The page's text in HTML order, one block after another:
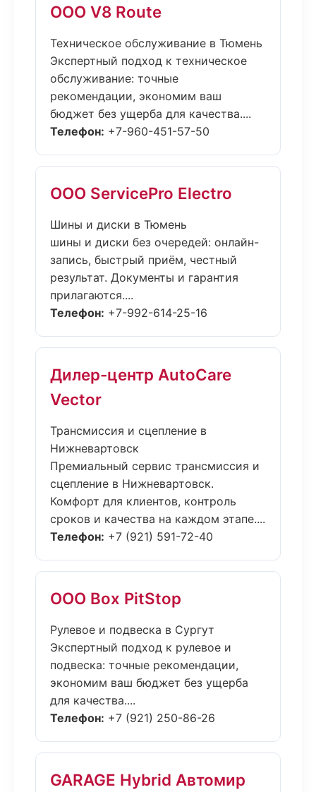
ООО V8 Route
Техническое обслуживание в Тюмень
Экспертный подход к техническое
обслуживание: точные
рекомендации, экономим ваш
бюджет без ущерба для качества....
Телефон: +7-960-451-57-50
ООО ServicePro Electro
Шины и диски в Тюмень
шины и диски без очередей: онлайн-
запись, быстрый приём, честный
результат. Документы и гарантия
прилагаются....
Телефон: +7-992-614-25-16
Дилер-центр AutoCare
Vector
Трансмиссия и сцепление в
Нижневартовск
Премиальный сервис трансмиссия и
сцепление в Нижневартовск.
Комфорт для клиентов, контроль
сроков и качества на каждом этапе....
Телефон: +7 (921) 591-72-40
ООО Box PitStop
Рулевое и подвеска в Сургут
Экспертный подход к рулевое и
подвеска: точные рекомендации,
экономим ваш бюджет без ущерба
для качества....
Телефон: +7 (921) 250-86-26
GARAGE Hybrid Автомир